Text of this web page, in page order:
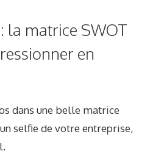
la matrice SWOT
en
dans une belle matrice
selfie de votre entreprise,